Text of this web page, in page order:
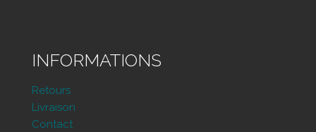
INFORMATIONS
Retours
Livraison
Contact